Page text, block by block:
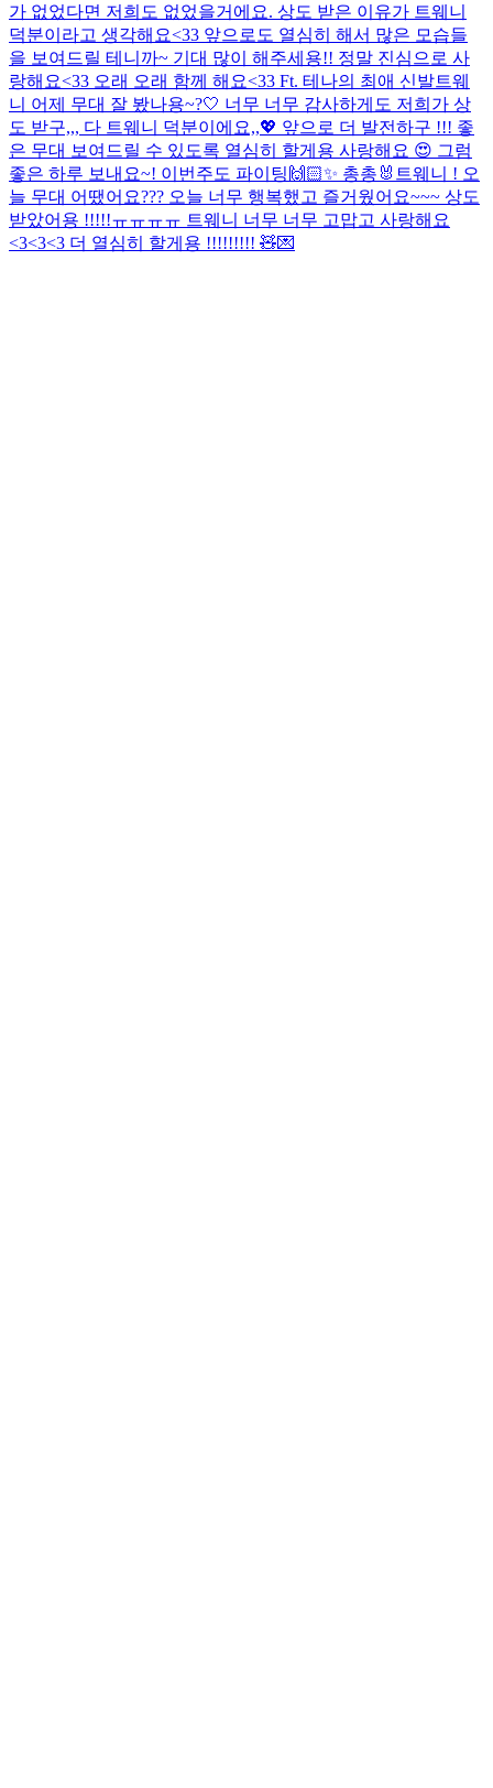
가 없었다면 저희도 없었을거에요. 상도 받은 이유가 트웨니
덕분이라고 생각해요<33 앞으로도 열심히 해서 많은 모습들
을 보여드릴 테니까~ 기대 많이 해주세용!! 정말 진심으로 사
랑해요<33 오래 오래 함께 해요<33 Ft. 테나의 최애 신발트웨
니 어제 무대 잘 봤나용~?🤍 너무 너무 감사하게도 저희가 상
도 받구,,, 다 트웨니 덕분이에요,,💖 앞으로 더 발전하구 !!! 좋
은 무대 보여드릴 수 있도록 열심히 할게용 사랑해요 😍 그럼
좋은 하루 보내요~! 이번주도 파이팅🙌🏻✨ 총총🐰 트웨니 ! 오
늘 무대 어땠어요??? 오늘 너무 행복했고 즐거웠어요~~~ 상도
받았어용 !!!!!ㅠㅠㅠㅠ 트웨니 너무 너무 고맙고 사랑해요
<3<3<3 더 열심히 할게용 !!!!!!!!! 🧸💌